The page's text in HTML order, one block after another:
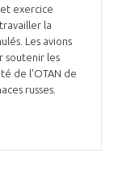
exercice
la
Les avions
soutenir les
de l'OTAN de
russes.